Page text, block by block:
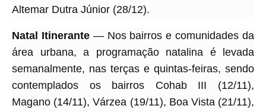
Altemar Dutra Júnior (28/12).
Natal Itinerante— Nos bairros e comunidades da
área urbana, a programação natalina é levada
semanalmente, nas terças e quintas-feiras, sendo
contemplados os bairros Cohab III (12/11),
Magano (14/11), Várzea (19/11), Boa Vista (21/11),